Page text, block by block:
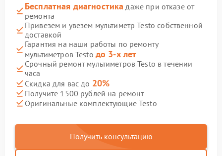
Бесплатная диагностика даже при отказе от
ремонта
Привезем и увезем мультиметр Testo собственной
доставкой
Гарантия на наши работы по ремонту
мультиметров Testo до 3-х лет
Срочный ремонт мультиметров Testo в течении
часа
Скидка для вас до 20%
Получите 1500 рублей на ремонт
Оригинальные комплектующие Testo
Получить консультацию